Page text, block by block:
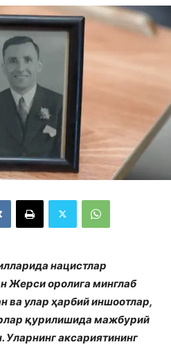
нацистлар
Жерси оролига минглаб
ва улар ҳарбий иншоотлар,
қурилишида мажбурий
Уларнинг аксариятининг